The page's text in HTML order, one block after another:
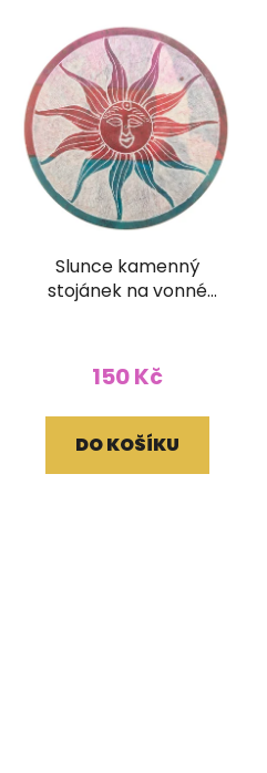
Slunce kamenný
stojánek na vonné
150 Kč
DO KOŠÍKU